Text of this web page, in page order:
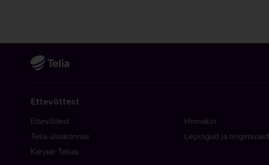
Ettevõttest
Ettevõttest
Telia ühiskonnas
Karjäär Telias
Hinnakiri
Lepingud ja tingimused